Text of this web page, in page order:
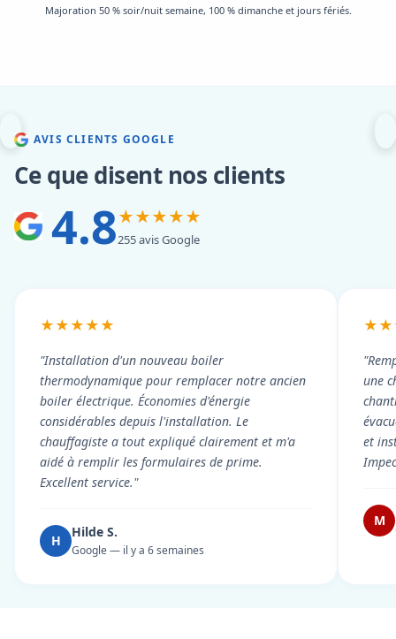
Majoration 50 % soir/nuit semaine, 100 % dimanche et jours fériés.
AVIS CLIENTS GOOGLE
Ce que disent nos clients
4.8★★★★★
255 avis Google
★★★★★
"Installation d'un nouveau boiler
thermodynamique pour remplacer notre ancien
boiler électrique. Économies d'énergie
considérables depuis l'installation. Le
chauffagiste a tout expliqué clairement et m'a
aidé à remplir les formulaires de prime.
Excellent service."
H
Hilde S.
Google — il y a 6 semaines
une
et
M